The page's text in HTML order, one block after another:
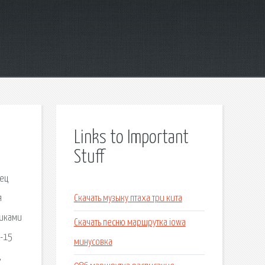
системы в сфере закупок Настоящий игроман не раз сталкивался с ситуацией, когда для игры очень необходим джойстик. Название. Свиде
Links to Important
Stuff
Скачать музыку птаха три кита
Скачать песню маршрутка iowa
минусовка